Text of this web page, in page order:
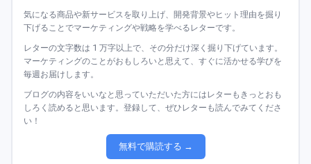
気になる商品や新サービスを取り上げ、開発背景やヒット理由を掘り
下げることでマーケティングや戦略を学べるレターです。
レターの文字数は 1 万字以上で、その分だけ深く掘り下げています。
マーケティングのことがおもしろいと思えて、すぐに活かせる学びを
毎週お届けします。
ブログの内容をいいなと思っていただいた方にはレターもきっとおも
しろく読めると思います。登録して、ぜひレターも読んでみてくださ
い！
無料で購読する →